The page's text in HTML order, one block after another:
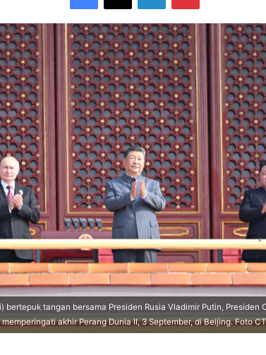
bertepuk tangan bersama Presiden Rusia Vladimir Putin, Presiden
akhir Perang Dunia II, 3 September, di Beijing. Foto